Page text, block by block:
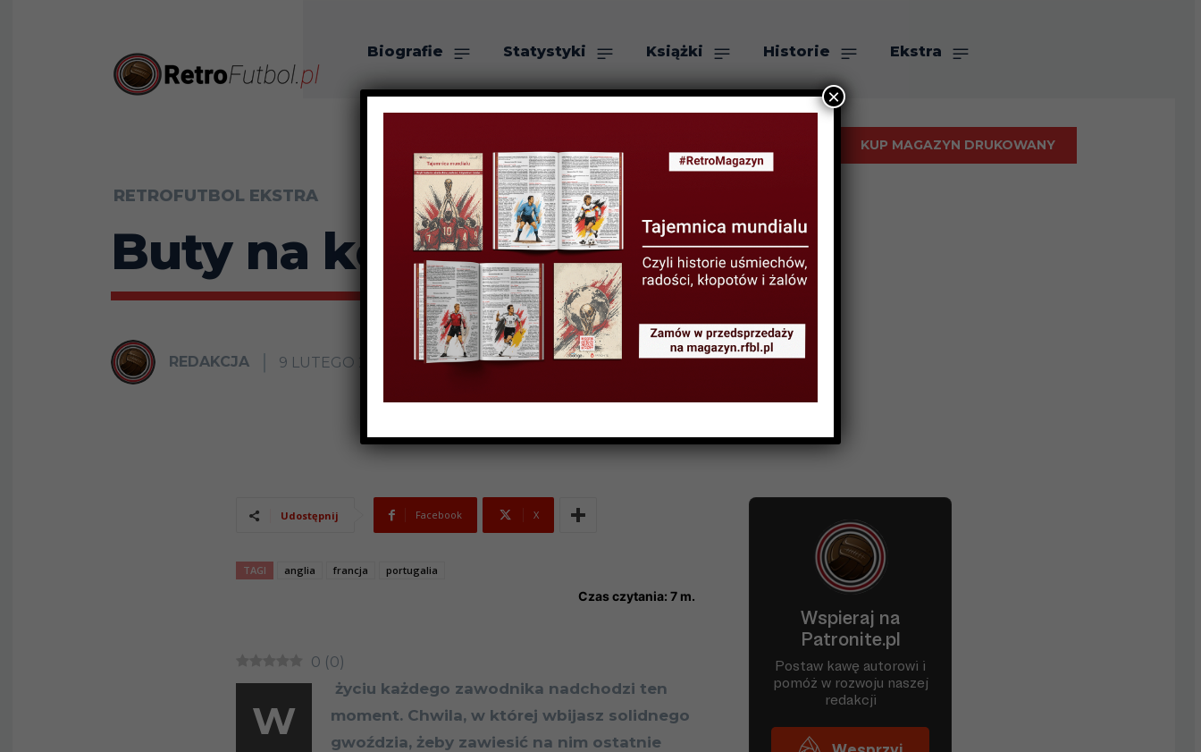
Biografie Statystyki Książki Historie Ekstra
O nas
KUP MAGAZYN DRUKOWANY
RETROFUTBOL EKSTRA
Buty na kołku i co dalej?
REDAKCJA 9 LUTEGO 2016
Udostępnij Facebook X
TAGI anglia francja portugalia
Czas czytania: 7 m.
0 (0)
W
życiu każdego zawodnika nadchodzi ten
moment. Chwila, w której wbijasz solidnego
gwoździa, żeby zawiesić na nim ostatnie
×